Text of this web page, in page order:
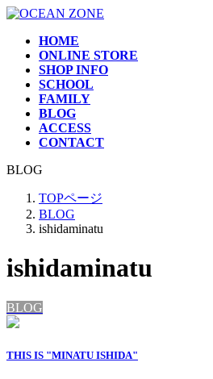
コ
プ
ナ
動
HOME
ONLINE STORE
SHOP INFO
SCHOOL
FAMILY
BLOG
ACCESS
CONTACT
BLOG
TOPページ
BLOG
ishidaminatu
ishidaminatu
BLOG
THIS IS "MINATU ISHIDA"